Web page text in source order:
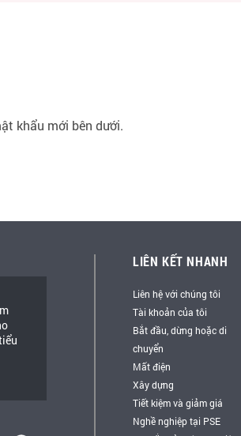
khẩu mới bên dưới.
LIÊN KẾT NHANH
Liên hệ với chúng tôi
Tài khoản của tôi
Bắt đầu, dừng hoặc di
chuyển
Mất điện
Xây dựng
Tiết kiệm và giảm giá
Nghề nghiệp tại PSE